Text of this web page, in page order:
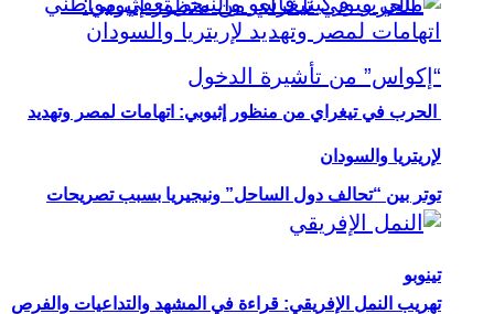
توتر بين “تحالف دول الساحل” ونيجيريا بسبب تصريحات
تينوبو
الحرب في تيغراي من منظور إثيوبي: اتهامات لمصر وتهديد
لإريتريا والسودان
تهريب النمل الإفريقي: قراءة في المشهد والتداعيات والفرص